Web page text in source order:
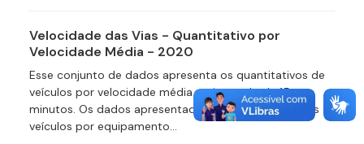
Velocidade das Vias - Quantitativo por
Velocidade Média - 2020
Esse conjunto de dados apresenta os quantitativos de
veículos por velocidade média no intervalo de 15
minutos. Os dados apresentados descrevem quantos
veículos por equipamento...